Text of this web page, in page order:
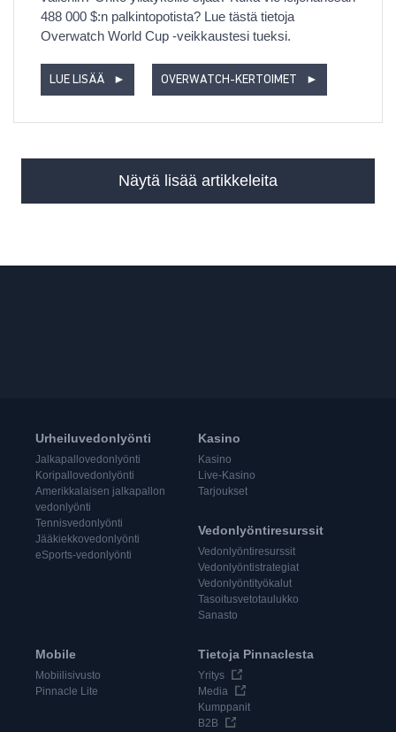
488 000 $:n palkintopotista? Lue tästä tietoja
Overwatch World Cup -veikkaustesi tueksi.
LUE LISÄÄ ► OVERWATCH-KERTOIMET ►
Näytä lisää artikkeleita
Urheiluvedonlyönti
Jalkapallovedonlyönti
Koripallovedonlyönti
Amerikkalaisen jalkapallon
vedonlyönti
Tennisvedonlyönti
Jääkiekkovedonlyönti
eSports-vedonlyönti
Kasino
Kasino
Live-Kasino
Tarjoukset
Vedonlyöntiresurssit
Vedonlyöntiresurssit
Vedonlyöntistrategiat
Vedonlyöntityökalut
Tasoitusvetotaulukko
Sanasto
Mobile
Mobiilisivusto
Pinnacle Lite
Tietoja Pinnaclesta
Yritys
Media
Kumppanit
B2B